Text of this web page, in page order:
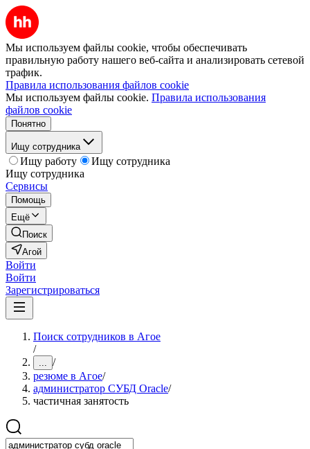
Мы используем файлы cookie, чтобы обеспечивать
правильную работу нашего веб-сайта и анализировать сетевой
трафик.
Правила использования файлов cookie
Мы используем файлы cookie. Правила использования
файлов cookie
Понятно
Ищу сотрудника
Ищу работу
Ищу сотрудника
Ищу сотрудника
Сервисы
Помощь
Ещё
Поиск
Агой
Войти
Войти
Зарегистрироваться
Поиск сотрудников в Агое
/
... /
резюме в Агое/
администратор СУБД Oracle/
частичная занятость